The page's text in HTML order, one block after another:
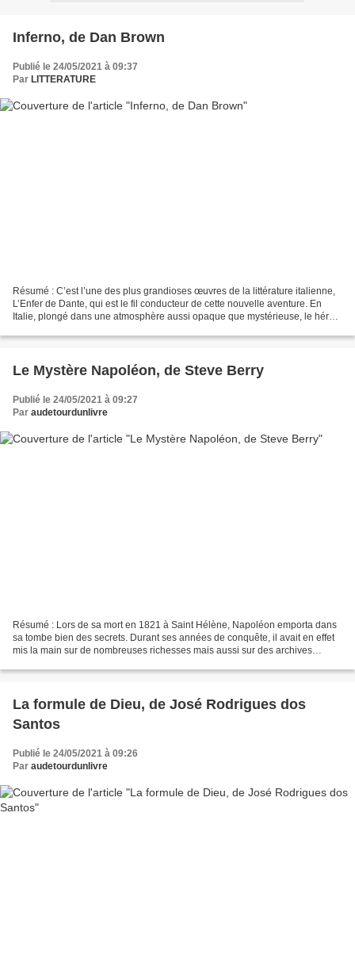
Inferno, de Dan Brown
Publié le 24/05/2021 à 09:37
Par LITTERATURE
Résumé : C’est l’une des plus grandioses œuvres de la littérature italienne,
L’Enfer de Dante, qui est le fil conducteur de cette nouvelle aventure. En
Italie, plongé dans une atmosphère aussi opaque que mystérieuse, le héros
Le Mystère Napoléon, de Steve Berry
Publié le 24/05/2021 à 09:27
Par audetourdunlivre
Résumé : Lors de sa mort en 1821 à Saint Hélène, Napoléon emporta dans
sa tombe bien des secrets. Durant ses années de conquête, il avait en effet
mis la main sur de nombreuses richesses mais aussi sur des archives
La formule de Dieu, de José Rodrigues dos
Santos
Publié le 24/05/2021 à 09:26
Par audetourdunlivre